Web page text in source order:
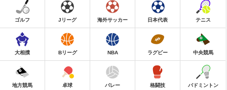
ゴルフ Jリーグ 海外サッカー 日本代表 テニス
大相撲 Bリーグ NBA ラグビー 中央競馬
地方競馬 卓球 バレー 格闘技 バドミントン